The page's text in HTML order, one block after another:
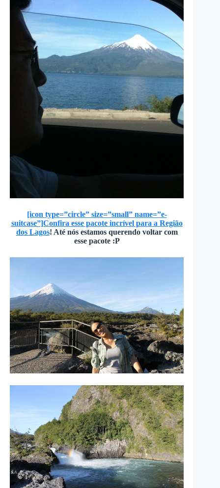
[icon type=”circle” size=”small” name=”e-
suitcase”]Confira esse pacote incrível para a Região
dos Lagos! Até nós estamos querendo voltar com
esse pacote :P